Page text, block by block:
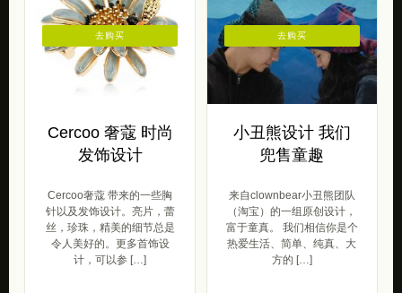
Cercoo 奢蔻 时尚
发饰设计
Cercoo奢蔻 带来的一些胸
针以及发饰设计。亮片，蕾
丝，珍珠，精美的细节总是
令人美好的。更多首饰设
计，可以参 […]
去购买
小丑熊设计 我们
兜售童趣
来自clownbear小丑熊团队
（淘宝）的一组原创设计，
富于童真。 我们相信你是个
热爱生活、简单、纯真、大
方的 […]
去购买